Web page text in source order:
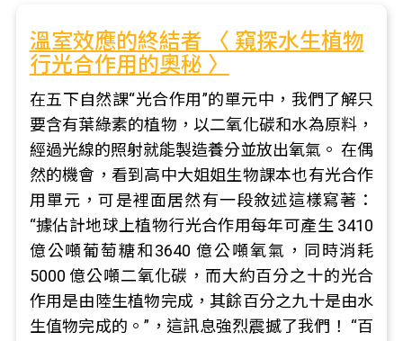
溫室效應的終結者 〈 窺探水生植物
行光合作用的奧秘 〉
在五下自然課“光合作用”的單元中，我們了解只
要含有葉綠素的植物，以二氧化碳和水為原料，
經過光線的照射就能製造養分並放出氧氣。 在偶
然的機會，看到高中大姐姐生物課本也有光合作
用單元，可是裡面居然有一段敘述這樣寫著：
“據佔計地球上植物行光合作用每年可產生 3410
億公噸葡萄糖和3640 億公噸氧氣，同時消耗
5000 億公噸二氧化碳，而大約百分之十的光合
作用是由陸生植物完成，其餘百分之九十是由水
生值物完成的。”，這訊息強烈震撼了我們！ “百